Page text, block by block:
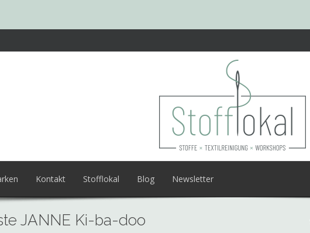
Kontakt Stofflokal Blog Newsletter
JANNE Ki-ba-doo